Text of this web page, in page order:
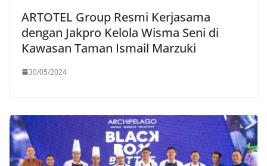
ARTOTEL Group Resmi Kerjasama
dengan Jakpro Kelola Wisma Seni di
Kawasan Taman Ismail Marzuki
30/05/2024